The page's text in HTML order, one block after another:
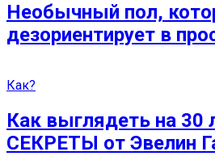
Необычный пол,
дезориентирует в
Как?
Как выглядеть на 30
СЕКРЕТЫ от Эвелин